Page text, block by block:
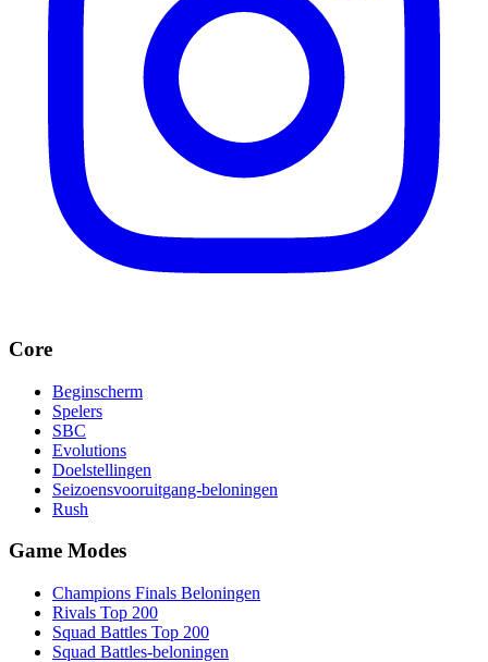
Core
Beginscherm
Spelers
SBC
Evolutions
Doelstellingen
Seizoensvooruitgang-beloningen
Rush
Game Modes
Champions Finals Beloningen
Rivals Top 200
Squad Battles Top 200
Squad Battles-beloningen